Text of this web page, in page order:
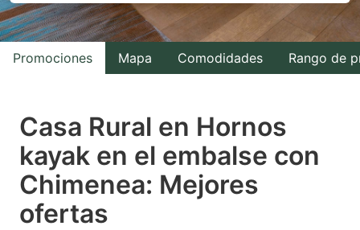
interact
with
the
select
a
date.
Press
interact
with
the
select
a
date.
Promociones Mapa Comodidades Rango de
Casa Rural en Hornos
kayak en el embalse con
Chimenea: Mejores
ofertas